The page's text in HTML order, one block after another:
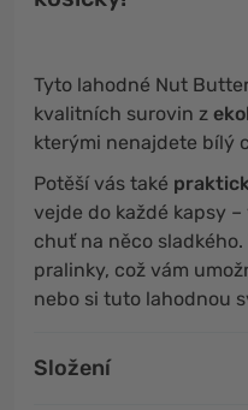
Tyto lahodné Nut
kvalitních surovin z
kterými nenajdete bílý
Potěší vás také
vejde do každé kapsy
chuť na něco
pralinky, což vám
nebo si tuto lahodnou
Složení